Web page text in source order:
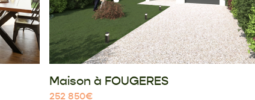
Maison à FOUGERES
252 850€